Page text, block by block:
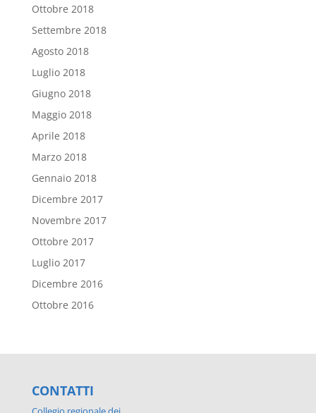
Ottobre 2018
Settembre 2018
Agosto 2018
Luglio 2018
Giugno 2018
Maggio 2018
Aprile 2018
Marzo 2018
Gennaio 2018
Dicembre 2017
Novembre 2017
Ottobre 2017
Luglio 2017
Dicembre 2016
Ottobre 2016
CONTATTI